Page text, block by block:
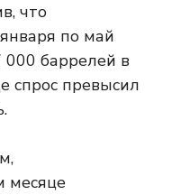
что
по май
000 баррелей в
спрос превысил
месяце